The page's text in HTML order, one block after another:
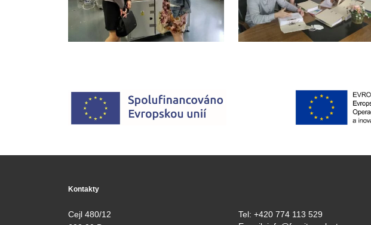
Kontakty
Cejl 480/12
Tel: +420 774 113 529